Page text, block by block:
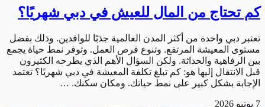
كم تحتاج من المال للعيش في دبي شهريًا؟
تعتبر دبي واحدة من أكثر المدن العالمية جذبًا للوافدين. وذلك بفضل
مستوى المعيشة المرتفع. وتنوع فرص العمل. وتوفر نمط حياة يجمع
بين الرفاهية والحداثة. ولكن السؤال الأهم الذي يطرحه الكثيرون
قبل الانتقال إليها هو: كم تبلغ تكلفة المعيشة في دبي شهريًا؟ تعتمد
الإجابة بشكل كبير على نمط حياتك. ومكان سكنك. …
7 يونيو 2026